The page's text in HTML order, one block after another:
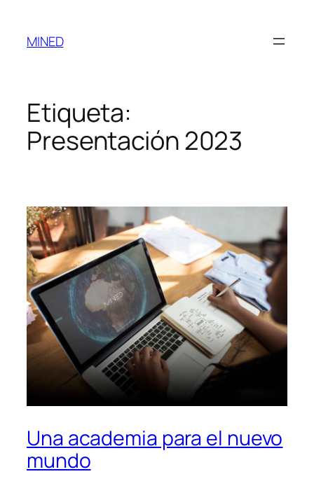
MINED
Etiqueta:
Presentación 2023
Una academia para el nuevo
mundo